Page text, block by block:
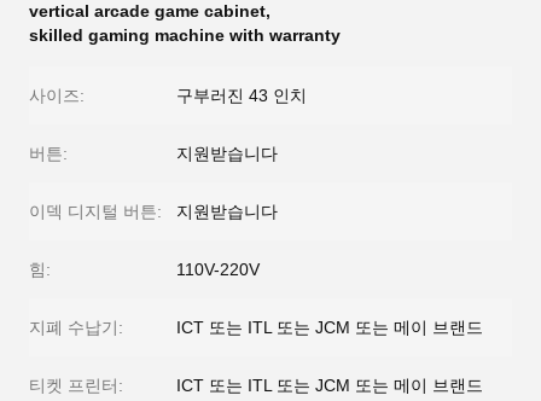
vertical arcade game cabinet,
skilled gaming machine with warranty
사이즈: 구부러진 43 인치
버튼: 지원받습니다
이덱 디지털 버튼: 지원받습니다
힘: 110V-220V
지폐 수납기: ICT 또는 ITL 또는 JCM 또는 메이 브랜드
티켓 프린터: ICT 또는 ITL 또는 JCM 또는 메이 브랜드